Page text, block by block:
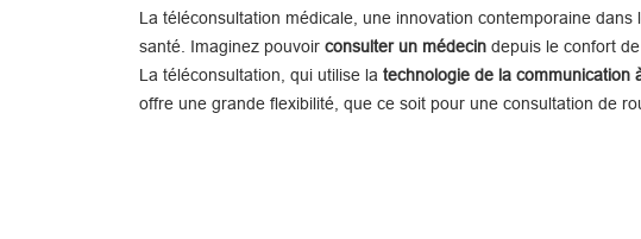
La téléconsultation médicale, une innovation contemporaine
santé. Imaginez pouvoir consulter un médecin depuis le confort
La téléconsultation, qui utilise la technologie de la communication
offre une grande flexibilité, que ce soit pour une consultation de